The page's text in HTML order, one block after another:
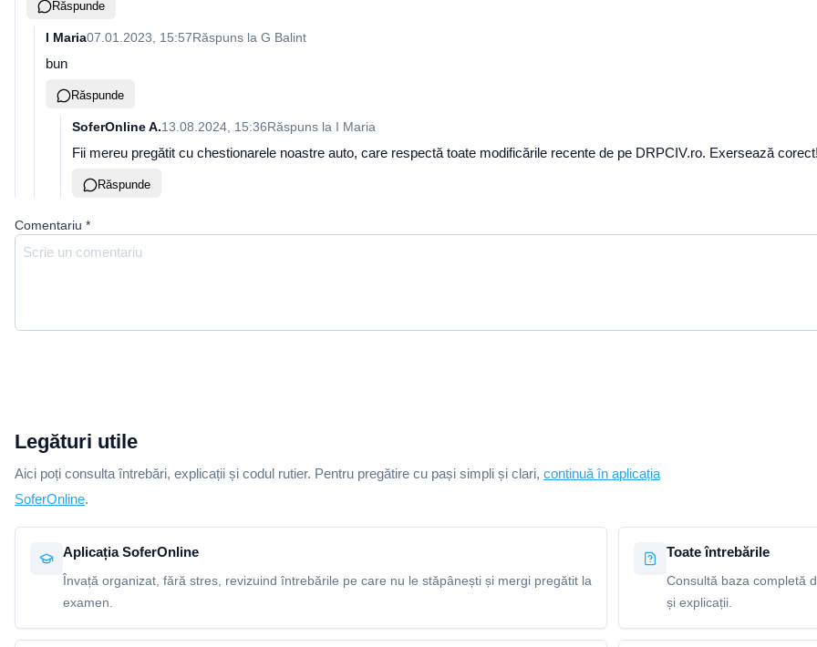
Răspunde
I Maria07.01.2023, 15:57Răspuns la G Balint
bun
Răspunde
SoferOnline A.13.08.2024, 15:36Răspuns la I Maria
Fii mereu pregătit cu chestionarele noastre auto, care respectă toate modificările recente de pe DRPCIV.ro. Exersează
Răspunde
Comentariu *
Legături utile
Aici poți consulta întrebări, explicații și codul rutier. Pentru pregătire cu pași simpli și clari, continuă în aplicația
SoferOnline.
Aplicația SoferOnline
Învață organizat, fără stres, revizuind întrebările pe care nu le stăpânești și mergi pregătit la
examen.
Toate întrebările
Consultă baza completă
și explicații.